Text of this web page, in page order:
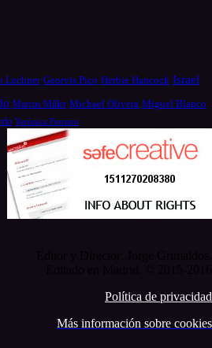
Lechner Georvis Pico Herbie Hancock Israel
Marcus Miller Michael Olivera Miguel Blanco
Verónica Ferreiro
Política de privacidad
Más información sobre cookies